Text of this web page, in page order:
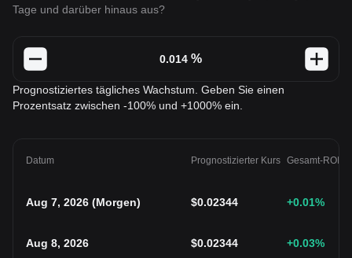
Tage und darüber hinaus aus?
%
Prognostiziertes tägliches Wachstum. Geben Sie einen
Prozentsatz zwischen -100% und +1000% ein.
Datum Prognostizierter Kurs Gesamt-ROI
Aug 7, 2026 (Morgen) $0.02344 +0.01%
Aug 8, 2026 $0.02344 +0.03%